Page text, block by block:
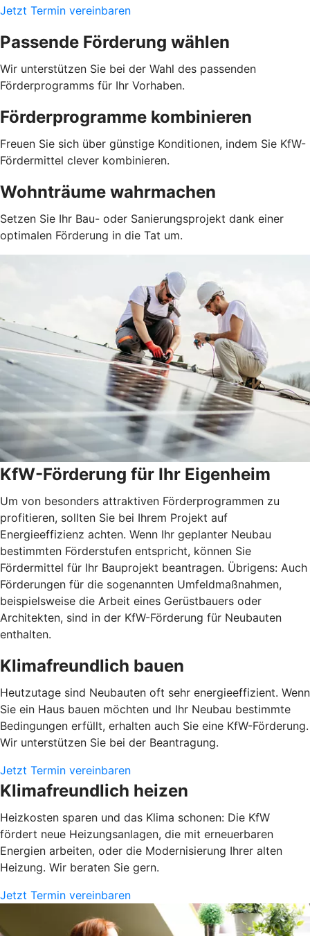
Jetzt Termin vereinbaren
Passende Förderung wählen
Wir unterstützen Sie bei der Wahl des passenden
Förderprogramms für Ihr Vorhaben.
Förderprogramme kombinieren
Freuen Sie sich über günstige Konditionen, indem Sie KfW-
Fördermittel clever kombinieren.
Wohnträume wahrmachen
Setzen Sie Ihr Bau- oder Sanierungsprojekt dank einer
optimalen Förderung in die Tat um.
KfW-Förderung für Ihr Eigenheim
Um von besonders attraktiven Förderprogrammen zu
profitieren, sollten Sie bei Ihrem Projekt auf
Energieeffizienz achten. Wenn Ihr geplanter Neubau
bestimmten Förderstufen entspricht, können Sie
Fördermittel für Ihr Bauprojekt beantragen. Übrigens: Auch
Förderungen für die sogenannten Umfeldmaßnahmen,
beispielsweise die Arbeit eines Gerüstbauers oder
Architekten, sind in der KfW-Förderung für Neubauten
enthalten.
Klimafreundlich bauen
Heutzutage sind Neubauten oft sehr energieeffizient. Wenn
Sie ein Haus bauen möchten und Ihr Neubau bestimmte
Bedingungen erfüllt, erhalten auch Sie eine KfW-Förderung.
Wir unterstützen Sie bei der Beantragung.
Jetzt Termin vereinbaren
Klimafreundlich heizen
Heizkosten sparen und das Klima schonen: Die KfW
fördert neue Heizungsanlagen, die mit erneuerbaren
Energien arbeiten, oder die Modernisierung Ihrer alten
Heizung. Wir beraten Sie gern.
Jetzt Termin vereinbaren